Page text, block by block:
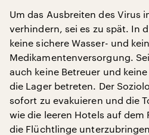
Um das Ausbreiten des Virus
verhindern, sei es zu spät. In
keine sichere Wasser- und
Medikamentenversorgung.
auch keine Betreuer und
die Lager betreten. Der
sofort zu evakuieren und die
wie die leeren Hotels auf dem
die Flüchtlinge